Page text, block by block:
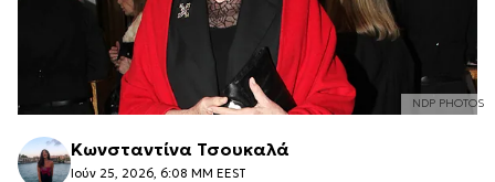
NDP PHOTOS
Κωνσταντίνα Τσουκαλά
Ιούν 25, 2026, 6:08 ΜΜ EEST